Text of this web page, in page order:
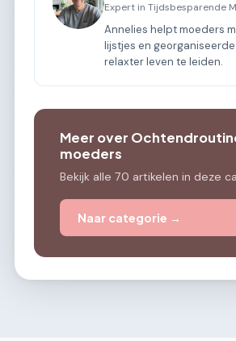
Expert in Tijdsbesparende
Annelies helpt moeders
lijstjes en
relaxter leven te leiden.
Meer over
moeders
Bekijk alle 70 artikelen in deze
Naar categorie →